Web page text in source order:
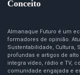
Conceito
Almanaque Futuro é um
formadores de opinião.
Sustentabilidade, Cultura,
profundas e artigos de
integra vídeo, rádio e TV,
comunidade engajada e